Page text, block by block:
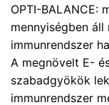
OPTI-BALANCE:
mennyiségben
immunrendszer
A megnövelt E-
szabadgyökök
immunrendszer